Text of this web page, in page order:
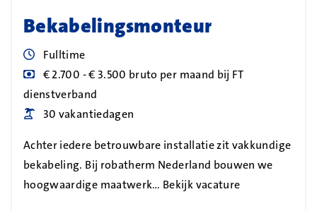
Bekabelingsmonteur
Uren
Fulltime
Blog_field_Salaris
€ 2.700 - € 3.500 bruto per maand bij FT
dienstverband
Blog_field_Vakantiedagen
30 vakantiedagen
Achter iedere betrouwbare installatie zit vakkundige
bekabeling. Bij robatherm Nederland bouwen we
hoogwaardige maatwerk… Bekijk vacature